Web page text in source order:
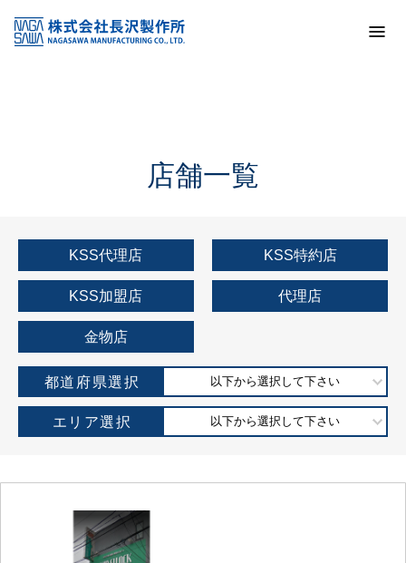
KSS加盟店・取扱店情報
店舗一覧
店舗一覧
KSS代理店 KSS特約店
KSS加盟店 代理店
金物店
都道府県選択 以下から選択して下さい
エリア選択 以下から選択して下さい